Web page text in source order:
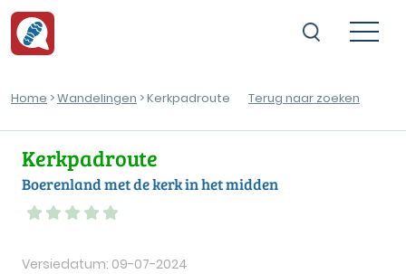
Home >Wandelingen > Kerkpadroute Terug naar zoeken
Kerkpadroute
Boerenland met de kerk in het midden
Versiedatum: 09-07-2024